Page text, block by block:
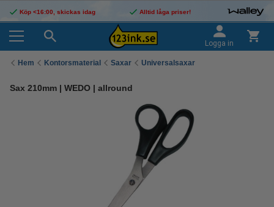
Köp <16:00, skickas idag Alltid låga priser!
Logga in
Hem Kontorsmaterial Saxar Universalsaxar
Sax 210mm | WEDO | allround